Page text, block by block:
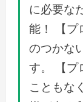
に必要な
能！ 【プ
のつかな
す。 【プ
こともな